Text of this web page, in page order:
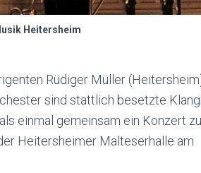
Heitersheim
Rüdiger Müller
sind stattlich besetzte
einmal gemeinsam ein Konzert zu
Heitersheimer Malteserhalle am